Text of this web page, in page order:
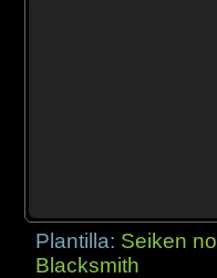
Plantilla: Seiken no
Blacksmith